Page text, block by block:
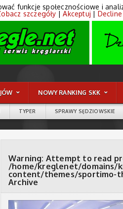
NOWY RANKING SKK
TYPER SPRAWY SĘDZIOWSKIE
Warning: Attempt to read
/home/kreglenet/domains/
content/themes/sportimo-
Archive
funkcje społecznościowe i
szczegóły |Akceptuj | Decline